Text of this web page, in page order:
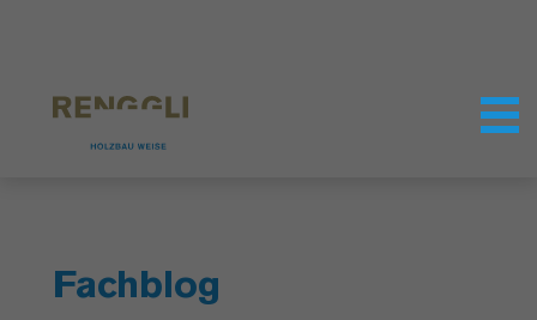
Fachblog